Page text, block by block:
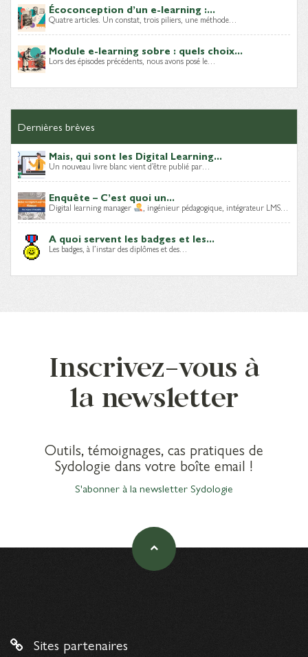
Écoconception d’un e-learning :...
Quatre articles. Un constat, trois piliers, une méthode…
Module e-learning sobre : quels choix...
Lors des épisodes précédents, nous avons posé le…
Dernières brèves
Mais, qui sont les Digital Learning...
Un nouveau livre blanc vient d’être publié par…
Enquête – C’est quoi un...
Digital learning manager , ingénieur pédagogique, intégrateur LMS…
A quoi servent les badges et les...
Les badges, à l’instar des diplômes et des…
Inscrivez-vous à
la newsletter
Outils, témoignages, cas pratiques de
Sydologie dans votre boîte email !
S'abonner à la newsletter Sydologie
Sites partenaires